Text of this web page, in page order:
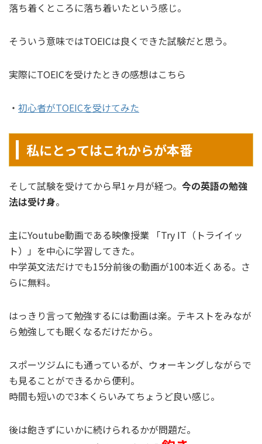
落ち着くところに落ち着いたという感じ。
そういう意味ではTOEICは良くできた試験だと思う。
実際にTOEICを受けたときの感想はこちら
・ 初心者がTOEICを受けてみた
私にとってはこれからが本番
そして試験を受けてから早1ヶ月が経つ。 今の英語の勉強
法は受け身。
主にYoutube動画である映像授業 「Try IT（トライイッ
ト）」を中心に学習してきた。
中学英文法だけでも15分前後の動画が100本近くある。さ
らに無料。
はっきり言って勉強するには動画は楽。テキストをみなが
ら勉強しても眠くなるだけだから。
スポーツジムにも通っているが、ウォーキングしながらで
も見ることができるから便利。
時間も短いので3本くらいみてちょうど良い感じ。
後は飽きずにいかに続けられるかが問題だ。